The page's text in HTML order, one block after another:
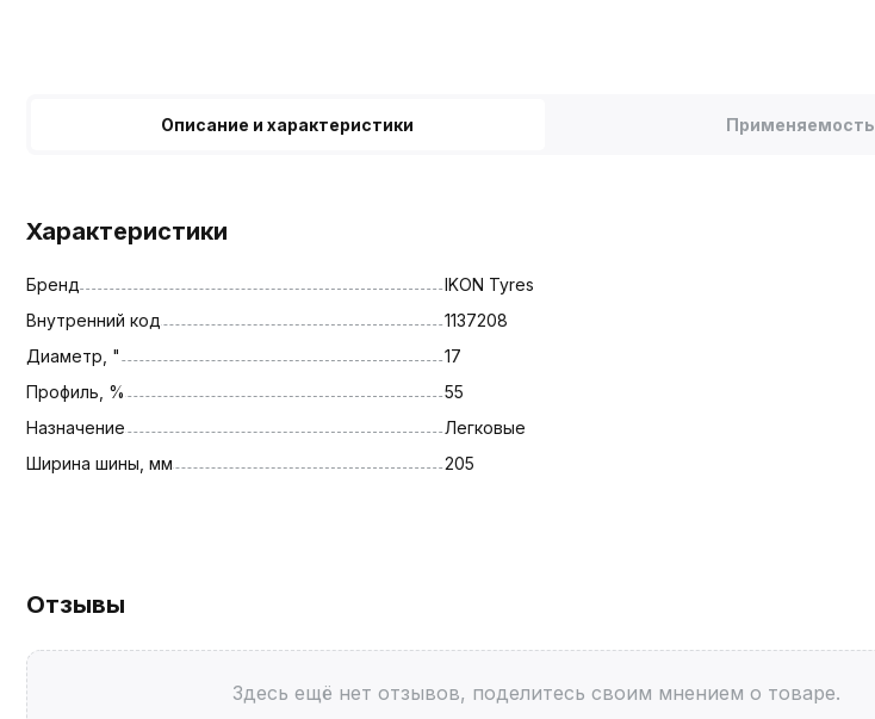
Описание и характеристики Применяемость
Характеристики
Бренд
IKON Tyres
Внутренний код
1137208
Диаметр, "
17
Профиль, %
55
Назначение
Легковые
Ширина шины, мм
205
Отзывы
Здесь ещё нет отзывов, поделитесь своим мнением о товаре.